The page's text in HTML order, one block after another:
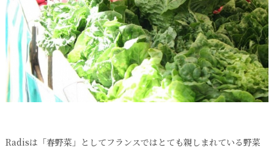
Radisは「春野菜」としてフランスではとても親しまれている野菜